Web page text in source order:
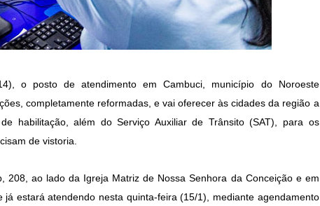
o posto de atendimento em Cambuci, município do Noroeste
completamente reformadas, e vai oferecer às cidades da região a
habilitação, além do Serviço Auxiliar de Trânsito (SAT), para os
de vistoria.
208, ao lado da Igreja Matriz de Nossa Senhora da Conceição e em
estará atendendo nesta quinta-feira (15/1), mediante agendamento